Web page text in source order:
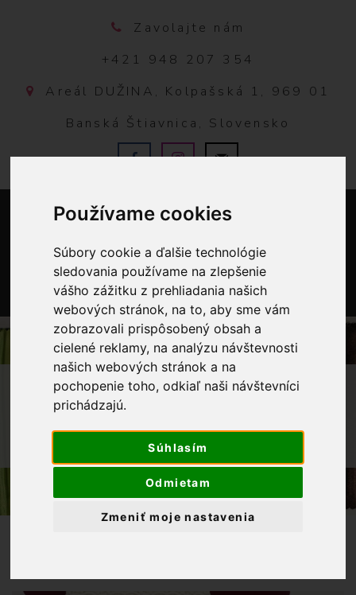
Používame cookies
Súbory cookie a ďalšie technológie
sledovania používame na zlepšenie
vášho zážitku z prehliadania našich
webových stránok, na to, aby sme vám
zobrazovali prispôsobený obsah a
cielené reklamy, na analýzu návštevnosti
našich webových stránok a na
pochopenie toho, odkiaľ naši návštevníci
prichádzajú.
Súhlasím
Odmietam
Zmeniť moje nastavenia
Zavolajte nám
+421 948 207 354
Areál DUŽINA, Kolpašská 1, 969 01
Banská Štiavnica, Slovensko
OBCHOD GALANTÉRIA KRAJKY
KRAJKA VZDUŠNÁ 60 MM - SRDIEČKA
MASLOVÉ